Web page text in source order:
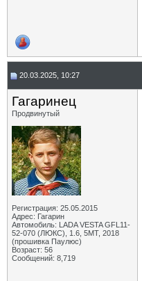
20.03.2025, 10:27
Гагаринец
Продвинутый
Регистрация: 25.05.2015
Адрес: Гагарин
Автомобиль: LADA VESTA GFL11-
52-070 (ЛЮКС), 1.6, 5МТ, 2018
(прошивка Паулюс)
Возраст: 56
Сообщений: 8,719